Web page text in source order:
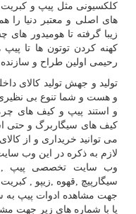
کلکسیونی مثل پیپ و
های اصلی و معتبر دنیا را
زیبا گرفته تا هومیدور
کهنه کردن توتون ها تا
رحیمی اولین طراح و سازنده
تولید و جهش تولید کالای
و هست و شما تنوع بی نظیری
و استند پیپ و کیف های
کیف های سیگاربرگ و حتی
می توانید خریداری و از
لازم به ذکره در این وب
وب سایت تخصصی پیپ ,
سیگارپیچ ,قهوه ,زیپو ,
جهت مشاهده ادوات پیپ به
یا با شماره های زیر جهت